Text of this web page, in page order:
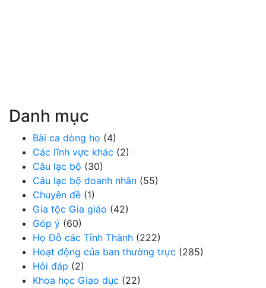
Danh mục
Bài ca dòng họ (4)
Các lĩnh vực khác (2)
Câu lạc bộ (30)
Câu lạc bộ doanh nhân (55)
Chuyên đề (1)
Gia tộc Gia giáo (42)
Góp ý (60)
Họ Đỗ các Tỉnh Thành (222)
Hoạt động của ban thường trực (285)
Hỏi đáp (2)
Khoa học Giao dục (22)